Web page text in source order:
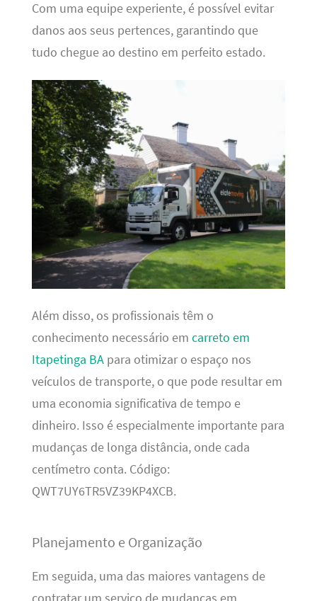
Com uma equipe experiente, é possível evitar
danos aos seus pertences, garantindo que
tudo chegue ao destino em perfeito estado.
Além disso, os profissionais têm o
conhecimento necessário em carreto em
Itapetinga BApara otimizar o espaço nos
veículos de transporte, o que pode resultar em
uma economia significativa de tempo e
dinheiro. Isso é especialmente importante para
mudanças de longa distância, onde cada
centímetro conta. Código:
QWT7UY6TR5VZ39KP4XCB.
Planejamento e Organização
Em seguida, uma das maiores vantagens de